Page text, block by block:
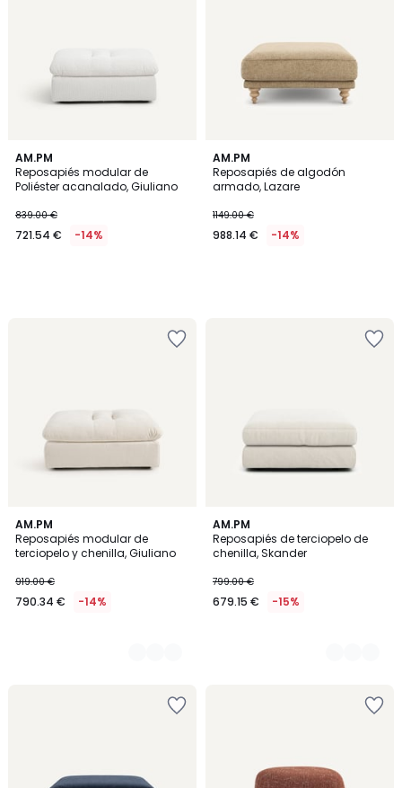
AM.PM
Reposapiés modular de
Poliéster acanalado, Giuliano
839.00 €
721.54 € -14%
AM.PM
Reposapiés de algodón
armado, Lazare
1149.00 €
988.14 € -14%
AM.PM
Reposapiés modular de
terciopelo y chenilla, Giuliano
919.00 €
790.34 € -14%
8
Colores
AM.PM
Reposapiés de terciopelo de
chenilla, Skander
799.00 €
679.15 € -15%
8
Colores